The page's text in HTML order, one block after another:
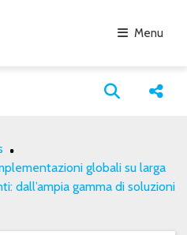
Menu
Open
globali su larga
dall’ampia gamma di soluzioni